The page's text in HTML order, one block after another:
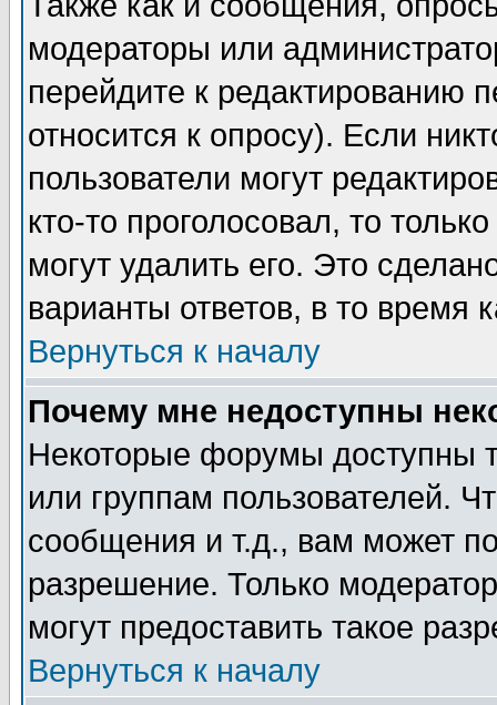
модераторы или
перейдите к редактированию
относится к опросу). Если
пользователи могут
кто-то проголосовал, то
могут удалить его. Это
варианты ответов, в то время
Вернуться к началу
Почему мне недоступны
Некоторые форумы доступны
или группам пользователей.
сообщения и т.д., вам может
разрешение. Только
могут предоставить такое
Вернуться к началу